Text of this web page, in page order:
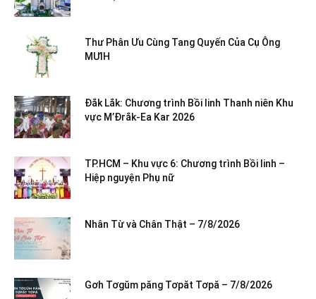
Thư Phân Ưu Cùng Tang Quyến Của Cụ Ông
MƯIH
Đắk Lắk: Chương trình Bồi linh Thanh niên Khu
vực M’Đrắk-Ea Kar 2026
TP.HCM – Khu vực 6: Chương trình Bồi linh –
Hiệp nguyện Phụ nữ
Nhân Từ và Chân Thật – 7/8/2026
Gơh Tơgŭm păng Tơpăt Tơpă – 7/8/2026